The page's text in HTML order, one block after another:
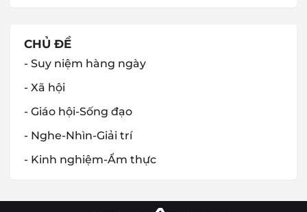
CHỦ ĐỀ
- Suy niệm hàng ngày
- Xã hội
- Giáo hội-Sống đạo
- Nghe-Nhìn-Giải trí
- Kinh nghiệm-Ẩm thực